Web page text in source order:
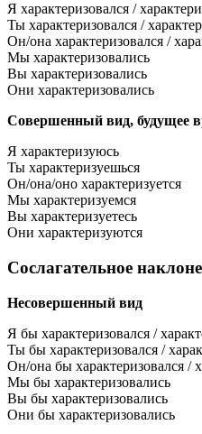
Я характеризовался /
Ты характеризовался /
Он/она характеризовался /
Мы характеризовались
Вы характеризовались
Они характеризовались
Совершенный вид, будущее
Я характеризуюсь
Ты характеризуешься
Он/она/оно характеризуется
Мы характеризуемся
Вы характеризуетесь
Они характеризуются
Сослагательное
Несовершенный вид
Я бы характеризовался /
Ты бы характеризовался /
Он/она бы характеризовался /
Мы бы характеризовались
Вы бы характеризовались
Они бы характеризовались